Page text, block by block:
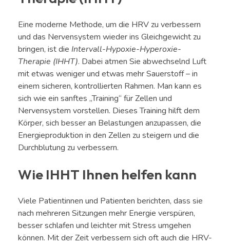
Eine moderne Methode, um die HRV zu verbessern
und das Nervensystem wieder ins Gleichgewicht zu
bringen, ist die Intervall-Hypoxie-Hyperoxie-
Therapie (IHHT). Dabei atmen Sie abwechselnd Luft
mit etwas weniger und etwas mehr Sauerstoff – in
einem sicheren, kontrollierten Rahmen. Man kann es
sich wie ein sanftes „Training“ für Zellen und
Nervensystem vorstellen. Dieses Training hilft dem
Körper, sich besser an Belastungen anzupassen, die
Energieproduktion in den Zellen zu steigern und die
Durchblutung zu verbessern.
Wie IHHT Ihnen helfen kann
Viele Patientinnen und Patienten berichten, dass sie
nach mehreren Sitzungen mehr Energie verspüren,
besser schlafen und leichter mit Stress umgehen
können. Mit der Zeit verbessern sich oft auch die HRV-